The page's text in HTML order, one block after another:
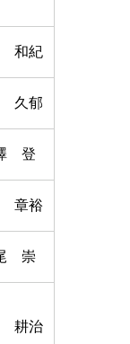
和紀
久郁
登
章裕
崇
耕治